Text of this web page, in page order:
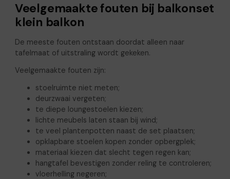
Veelgemaakte fouten bij balkonset
klein balkon
De meeste fouten ontstaan doordat alleen naar
tafelmaat of uitstraling wordt gekeken.
Veelgemaakte fouten zijn:
stoelruimte niet meten;
deurzwaai vergeten;
te diepe loungestoelen kiezen;
lichte meubels laten staan bij wind;
te veel plantenpotten naast de set plaatsen;
opklapbare stoelen kopen zonder opbergplek;
materiaal kiezen dat slecht tegen regen kan;
hangtafel bevestigen zonder reling te controleren;
vloerhelling negeren;